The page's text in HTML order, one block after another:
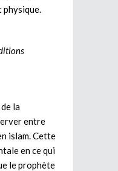
la
entre
islam. Cette
en ce qui
le prophète